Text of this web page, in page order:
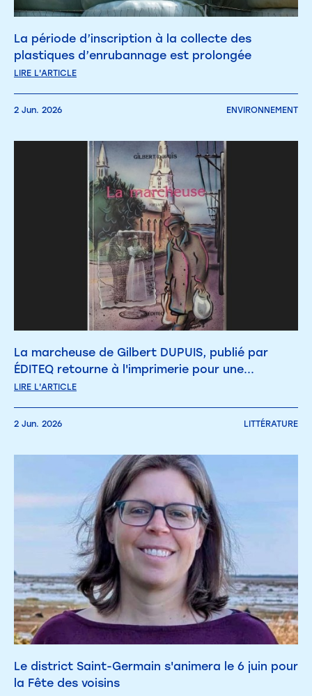
La période d’inscription à la collecte des
plastiques d’enrubannage est prolongée
LIRE L'ARTICLE
2 Jun. 2026 ENVIRONNEMENT
La marcheuse de Gilbert DUPUIS, publié par
ÉDITEQ retourne à l'imprimerie pour une...
LIRE L'ARTICLE
2 Jun. 2026 LITTÉRATURE
Le district Saint-Germain s'animera le 6 juin pour
la Fête des voisins